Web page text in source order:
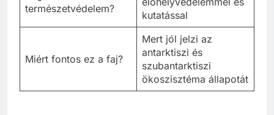
természetvédelem?
kutatással
Miért fontos ez a faj?
Mert jól jelzi az
antarktiszi és
szubantarktiszi
ökoszisztéma állapotát